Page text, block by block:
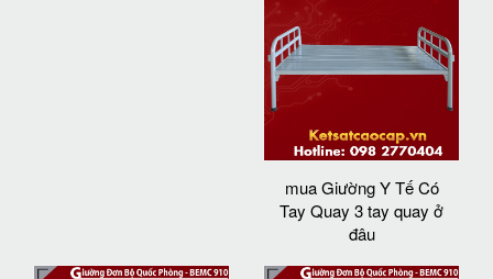
mua Giường Y Tế Có
Tay Quay 3 tay quay ở
đâu